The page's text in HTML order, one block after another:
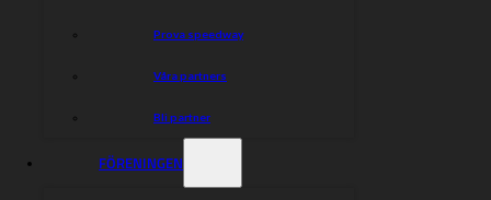
Prova speedway
Våra partners
Bli partner
FÖRENINGEN